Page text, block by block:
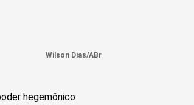
Wilson Dias/ABr
hegemônico